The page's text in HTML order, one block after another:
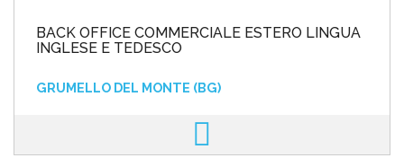
BACK OFFICE COMMERCIALE ESTERO LINGUA
INGLESE E TEDESCO
GRUMELLO DEL MONTE (BG)